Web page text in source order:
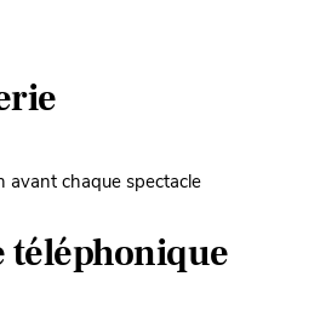
chaque spectacle
téléphonique